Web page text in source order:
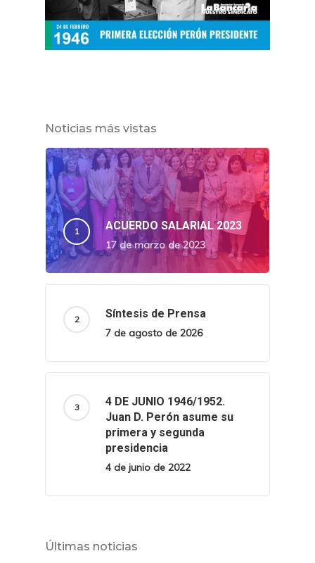
Noticias más vistas
ACUERDO SALARIAL 2023
17 de marzo de 2023
Síntesis de Prensa
7 de agosto de 2026
4 DE JUNIO 1946/1952.
Juan D. Perón asume su
primera y segunda
presidencia
4 de junio de 2022
Últimas noticias